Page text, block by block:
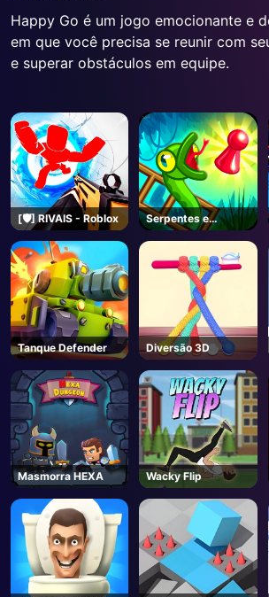
Happy Go é um jogo emocionante e
em que você precisa se reunir com
e superar obstáculos em equipe.
[🛡️] RIVAIS - Roblox
Serpentes e
Escadas
Tanque Defender Diversão 3D
Masmorra HEXA Wacky Flip